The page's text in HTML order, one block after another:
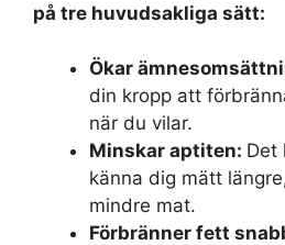
på tre huvudsakliga sätt:
Ökar
din kropp att
när du vilar.
Minskar aptiten: Det
känna dig mätt
mindre mat.
Förbränner fett